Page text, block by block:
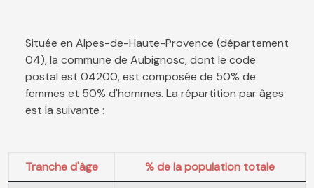
Située en Alpes-de-Haute-Provence (département
04), la commune de Aubignosc, dont le code
postal est 04200, est composée de 50% de
femmes et 50% d'hommes. La répartition par âges
est la suivante :
Tranche d'âge
% de la population totale